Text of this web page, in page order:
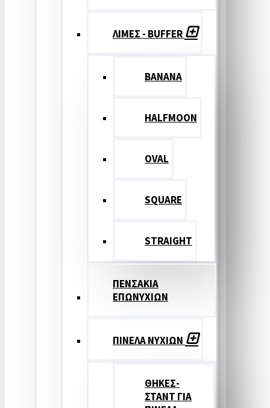
ΛΙΜΕΣ - BUFFER
BANANA
HALFMOON
OVAL
SQUARE
STRAIGHT
ΠΕΝΣΑΚΙΑ
ΕΠΩΝΥΧΙΩΝ
ΠΙΝΕΛΑ ΝΥΧΙΩΝ
ΘΗΚΕΣ-
ΣΤΑΝΤ ΓΙΑ